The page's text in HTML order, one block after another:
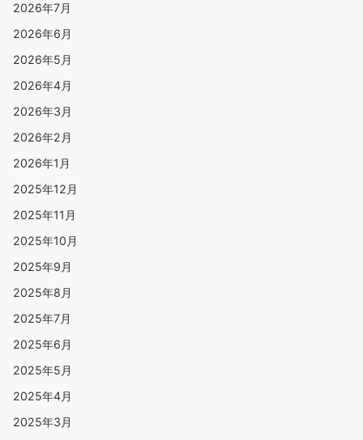
2026年7月
2026年6月
2026年5月
2026年4月
2026年3月
2026年2月
2026年1月
2025年12月
2025年11月
2025年10月
2025年9月
2025年8月
2025年7月
2025年6月
2025年5月
2025年4月
2025年3月